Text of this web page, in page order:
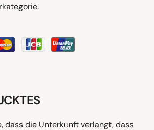
dass die Unterkunft verlangt, dass